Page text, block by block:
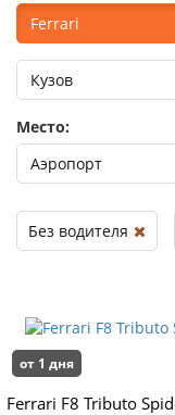
от 1 дня
Ferrari F8 Tributo
Ferrari
Кузов
Место:
Аэропорт
Без водителя